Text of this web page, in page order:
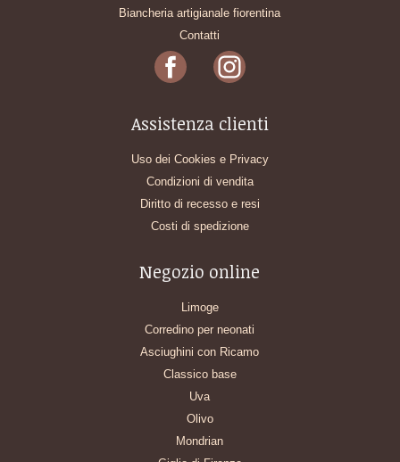
Biancheria artigianale fiorentina
Contatti
Assistenza clienti
Uso dei Cookies e Privacy
Condizioni di vendita
Diritto di recesso e resi
Costi di spedizione
Negozio online
Limoge
Corredino per neonati
Asciughini con Ricamo
Classico base
Uva
Olivo
Mondrian